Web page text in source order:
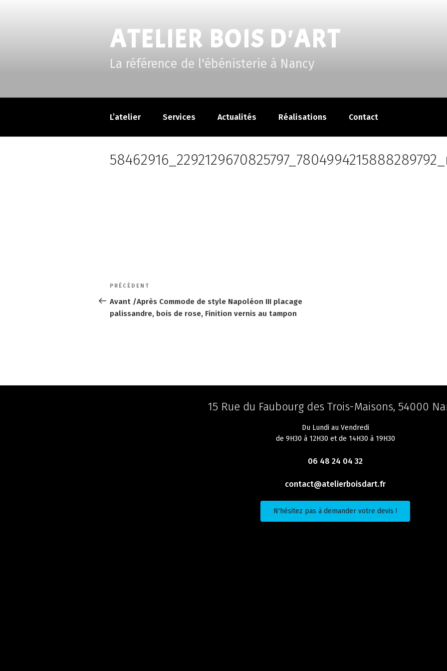
ATELIER BOIS D'ART
La référence de l'ébénisterie à Nancy
L’atelier Services Actualités Réalisations Contact
Navigation
de
l’article
Article
précédent
PRÉCÉDENT
Avant /Après Commode de style Napoléon III placage
palissandre, bois de rose, Finition vernis au tampon
15 Rue du Faubourg des Trois-Maisons, 54000
Du Lundi au Vendredi
de 9H30 à 12H30 et de 14H30 à 19H30
06 48 24 04 32
contact@atelierboisdart.fr
N'hésitez pas à demander votre devis !